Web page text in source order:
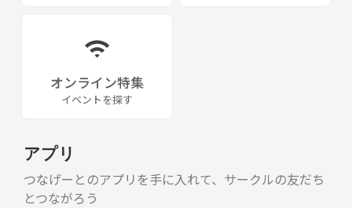
オンライン特集
イベントを探す
アプリ
つなげーとのアプリを手に入れて、サークルの友だち
とつながろう